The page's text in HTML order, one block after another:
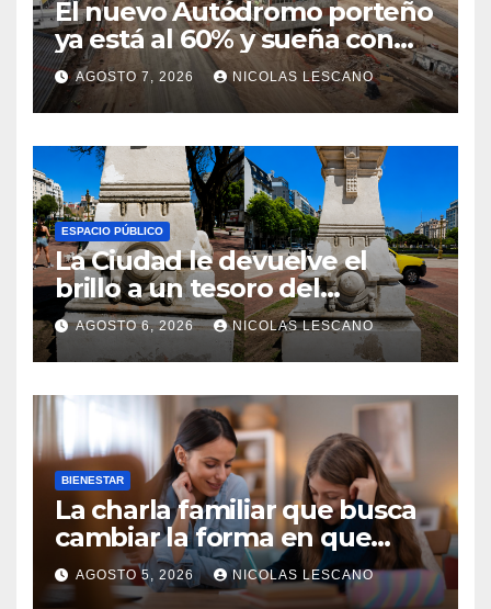
El nuevo Autódromo porteño
ya está al 60% y sueña con
volver a tener Fórmula 1
AGOSTO 7, 2026 NICOLAS LESCANO
ESPACIO PÚBLICO
La Ciudad le devuelve el
brillo a un tesoro del
Centenario en Plaza del
Congreso
AGOSTO 6, 2026 NICOLAS LESCANO
BIENESTAR
La charla familiar que busca
cambiar la forma en que
educamos a nuestros hijos
sobre el dinero
AGOSTO 5, 2026 NICOLAS LESCANO